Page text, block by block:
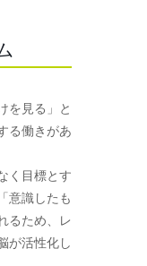
を見る」と
る働きがあ
く目標とす
意識したも
るため、レ
が活性化し